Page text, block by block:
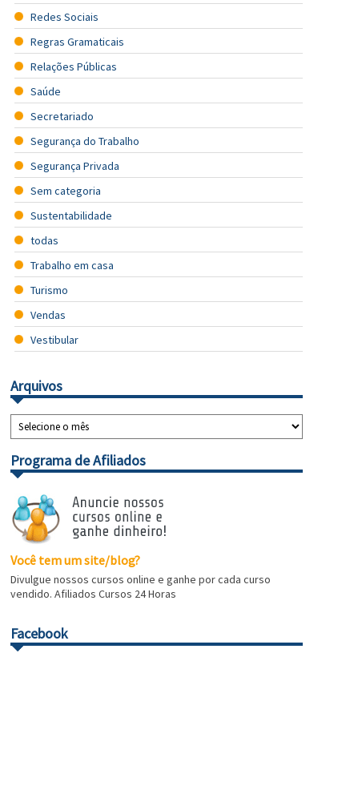
Redes Sociais
Regras Gramaticais
Relações Públicas
Saúde
Secretariado
Segurança do Trabalho
Segurança Privada
Sem categoria
Sustentabilidade
todas
Trabalho em casa
Turismo
Vendas
Vestibular
Arquivos
Programa de Afiliados
Você tem um site/blog?
Divulgue nossos cursos online e ganhe por cada curso
vendido. Afiliados Cursos 24 Horas
Facebook